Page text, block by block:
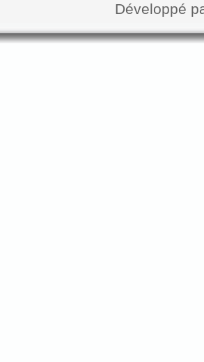
Développé